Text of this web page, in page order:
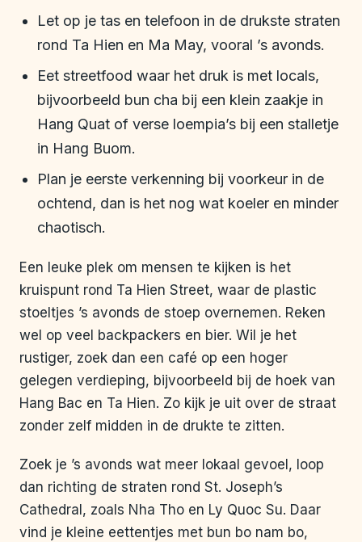
Let op je tas en telefoon in de drukste straten
rond Ta Hien en Ma May, vooral ’s avonds.
Eet streetfood waar het druk is met locals,
bijvoorbeeld bun cha bij een klein zaakje in
Hang Quat of verse loempia’s bij een stalletje
in Hang Buom.
Plan je eerste verkenning bij voorkeur in de
ochtend, dan is het nog wat koeler en minder
chaotisch.
Een leuke plek om mensen te kijken is het
kruispunt rond Ta Hien Street, waar de plastic
stoeltjes ’s avonds de stoep overnemen. Reken
wel op veel backpackers en bier. Wil je het
rustiger, zoek dan een café op een hoger
gelegen verdieping, bijvoorbeeld bij de hoek van
Hang Bac en Ta Hien. Zo kijk je uit over de straat
zonder zelf midden in de drukte te zitten.
Zoek je ’s avonds wat meer lokaal gevoel, loop
dan richting de straten rond St. Joseph’s
Cathedral, zoals Nha Tho en Ly Quoc Su. Daar
vind je kleine eettentjes met bun bo nam bo,